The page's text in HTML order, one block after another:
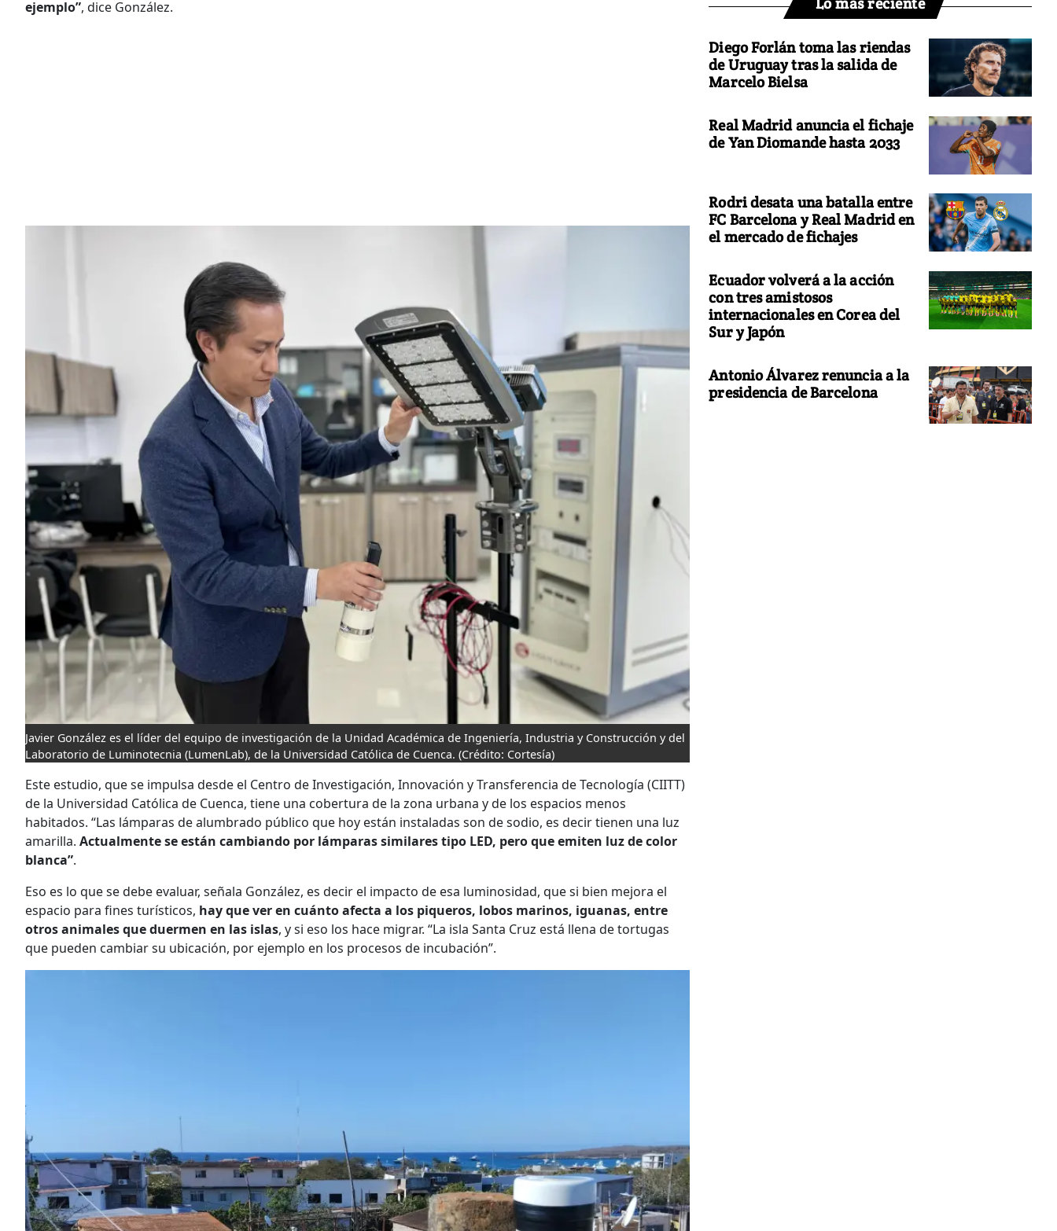
ejemplo”, dice González.
Javier González es el líder del equipo de investigación de la Unidad Académica de Ingeniería, Industria y Construcción y del
Laboratorio de Luminotecnia (LumenLab), de la Universidad Católica de Cuenca. (Crédito: Cortesía)
Este estudio, que se impulsa desde el Centro de Investigación, Innovación y Transferencia de Tecnología (CIITT)
de la Universidad Católica de Cuenca, tiene una cobertura de la zona urbana y de los espacios menos
habitados. “Las lámparas de alumbrado público que hoy están instaladas son de sodio, es decir tienen una luz
amarilla. Actualmente se están cambiando por lámparas similares tipo LED, pero que emiten luz de color
blanca”.
Eso es lo que se debe evaluar, señala González, es decir el impacto de esa luminosidad, que si bien mejora el
espacio para fines turísticos, hay que ver en cuánto afecta a los piqueros, lobos marinos, iguanas, entre
otros animales que duermen en las islas, y si eso los hace migrar. “La isla Santa Cruz está llena de tortugas
que pueden cambiar su ubicación, por ejemplo en los procesos de incubación”.
Diego Forlán toma las riendas
de Uruguay tras la salida de
Marcelo Bielsa
Real Madrid anuncia el fichaje
de Yan Diomande hasta 2033
Rodri desata una batalla entre
FC Barcelona y Real Madrid en
el mercado de fichajes
Ecuador volverá a la acción
con tres amistosos
internacionales en Corea del
Sur y Japón
Antonio Álvarez renuncia a la
presidencia de Barcelona